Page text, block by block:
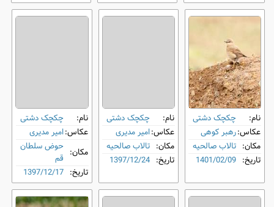
نام:
چکچک دشتی
عکاس:رهبر کوهی
مکان: تالاب صالحیه
تاریخ: 1401/02/09
نام:
چکچک دشتی
عکاس:امیر مدیری
مکان: تالاب صالحیه
تاریخ: 1397/12/24
نام:
چکچک دشتی
عکاس:امیر مدیری
مکان: حوض سلطان
قم
تاریخ: 1397/12/17